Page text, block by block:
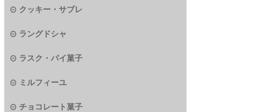
クッキー・サブレ
ラングドシャ
ラスク・パイ菓子
ミルフィーユ
チョコレート菓子